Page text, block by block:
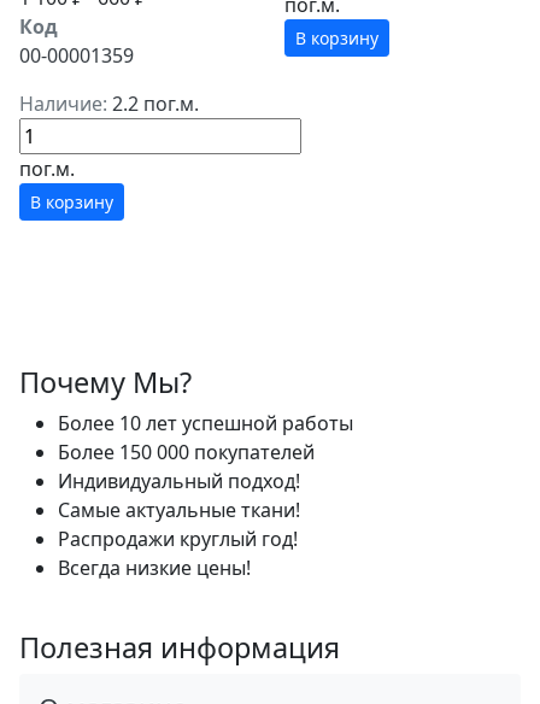
Код
00-00001359
Наличие: 2.2 пог.м.
пог.м.
В корзину
В корзину
Почему Мы?
Более 10 лет успешной работы
Более 150 000 покупателей
Индивидуальный подход!
Самые актуальные ткани!
Распродажи круглый год!
Всегда низкие цены!
Полезная информация